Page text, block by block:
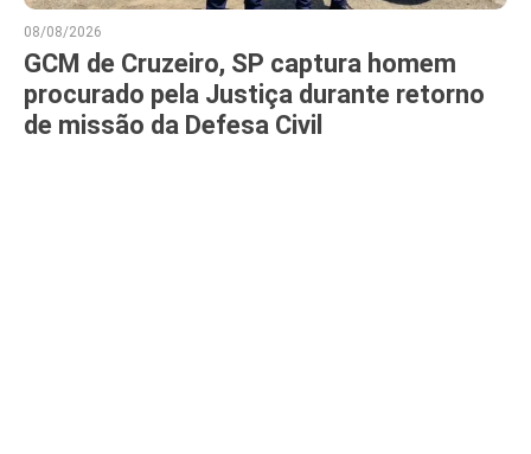
08/08/2026
GCM de Cruzeiro, SP captura homem
procurado pela Justiça durante retorno
de missão da Defesa Civil